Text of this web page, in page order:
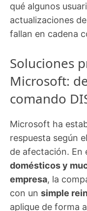
qué algunos
actualizaciones
fallan en cadena
Soluciones
Microsoft:
comando
Microsoft ha
respuesta según
de afectación. En
domésticos y
empresa, la
con un simple
aplique de forma